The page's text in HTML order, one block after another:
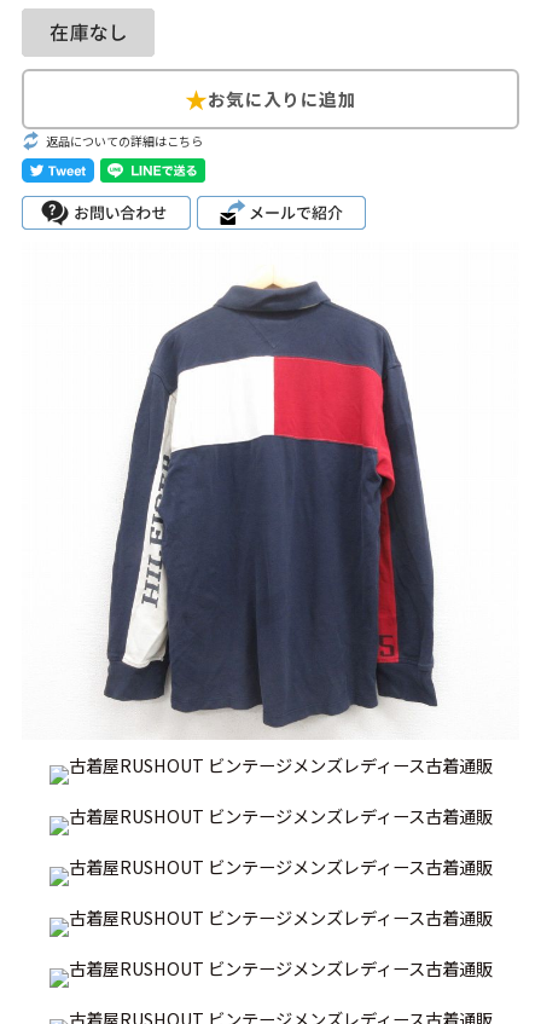
Search by Brand
ラルフ ローレン ザ・ノース・フェ
イス
チャンピオン
カーハート ディッキーズ
リーバイス ラッセル・アスレ
チック
サ行
タ行
ラ行
Search by Itemアイテムから探す
ジャケット セーター
長袖シャツ 半袖シャツ Tシャツ
パンツ レディース 子供服
雑貨/小物
Search by Particularこだわりから探す
Search by Sizeサイズから探す（メンズ）
返品についての詳細はこちら